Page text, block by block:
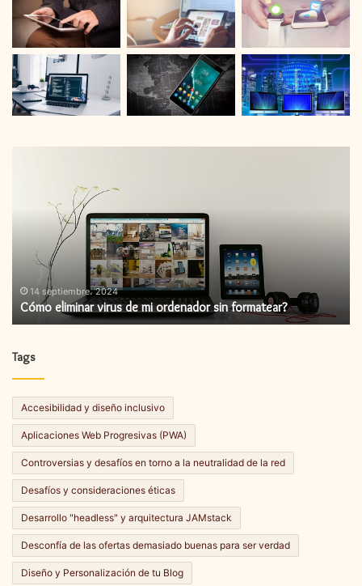
ordenador
formatear?
14 septiembre، 2024
Cómo eliminar virus de mi ordenador sin formatear?
Tags
Accesibilidad y diseño inclusivo
Aplicaciones Web Progresivas (PWA)
Controversias y desafíos en torno a la neutralidad de la red
Desafíos y consideraciones éticas
Desarrollo "headless" y arquitectura JAMstack
Desconfía de las ofertas demasiado buenas para ser verdad
Diseño y Personalización de tu Blog